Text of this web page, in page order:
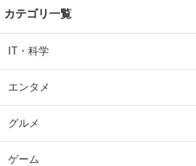
カテゴリ一覧
IT・科学
エンタメ
グルメ
ゲーム